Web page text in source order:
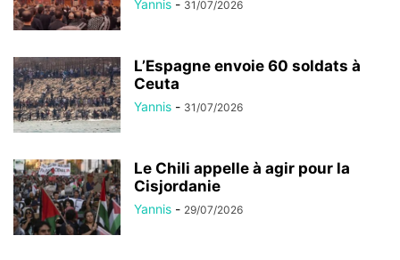
Yannis - 31/07/2026
L’Espagne envoie 60 soldats à
Ceuta
Yannis - 31/07/2026
Le Chili appelle à agir pour la
Cisjordanie
Yannis - 29/07/2026